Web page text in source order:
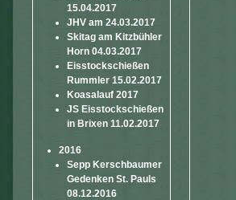
15.04.2017
JHV am 24.03.2017
Skitag am Kitzbühler
Horn 04.03.2017
Eisstockschießen
Rummler 15.02.2017
Koasalauf 2017
JS Eisstockschießen
in Brixen 11.02.2017
2016
Sepp Kerschbaumer
Gedenken St. Pauls
08.12.2016